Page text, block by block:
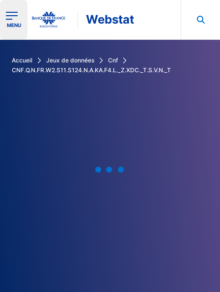
Ouvrir le menu de navigation
MENU Webstat
Accueil Jeux de données
Cnf
CNF.Q.N.FR.W2.S11.S124.N.A.KA.F4.L._Z.XDC._T.S.V.N._T